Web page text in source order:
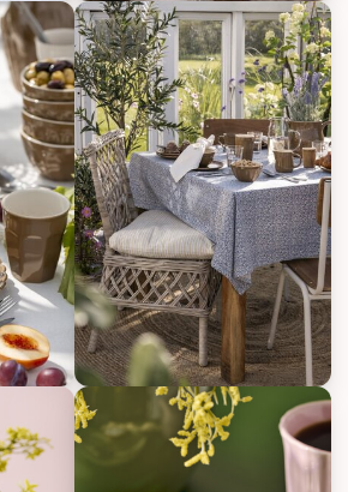
Mynte, Bild 17
IB Laursen Frühstücksteller
Mynte, Bild 19
IB Laursen Frühstücksteller